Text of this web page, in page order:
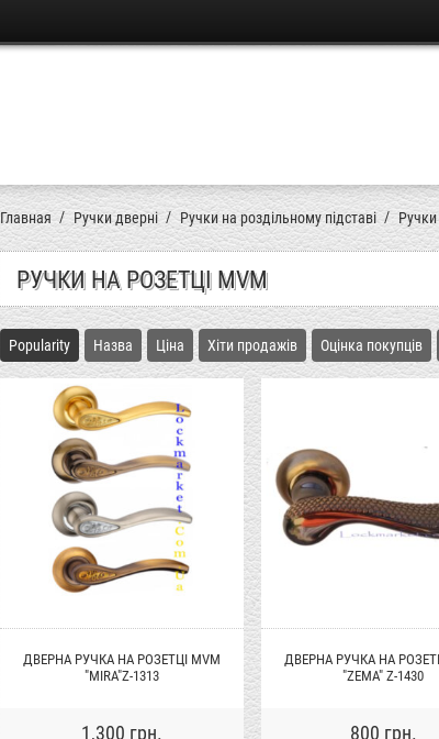
Главная Ручки дверні Ручки на роздільному підставі Ручки
РУЧКИ НА РОЗЕТЦІ MVM
Popularity Назва Ціна Хіти продажів Оцінка покупців
ДВЕРНА РУЧКА НА РОЗЕТЦІ MVM
"MIRA"Z-1313
1,300 грн.
ДВЕРНА РУЧКА НА
"ZEMA" Z-1430
800 грн.